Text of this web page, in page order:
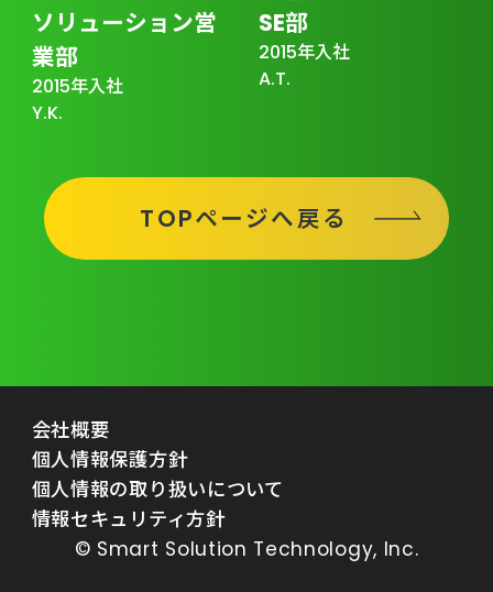
ソリューション営
業部
2015年入社
Y.K.
SE部
2015年入社
A.T.
TOPページへ戻る
会社概要
個人情報保護方針
個人情報の取り扱いについて
情報セキュリティ方針
© Smart Solution Technology, Inc.